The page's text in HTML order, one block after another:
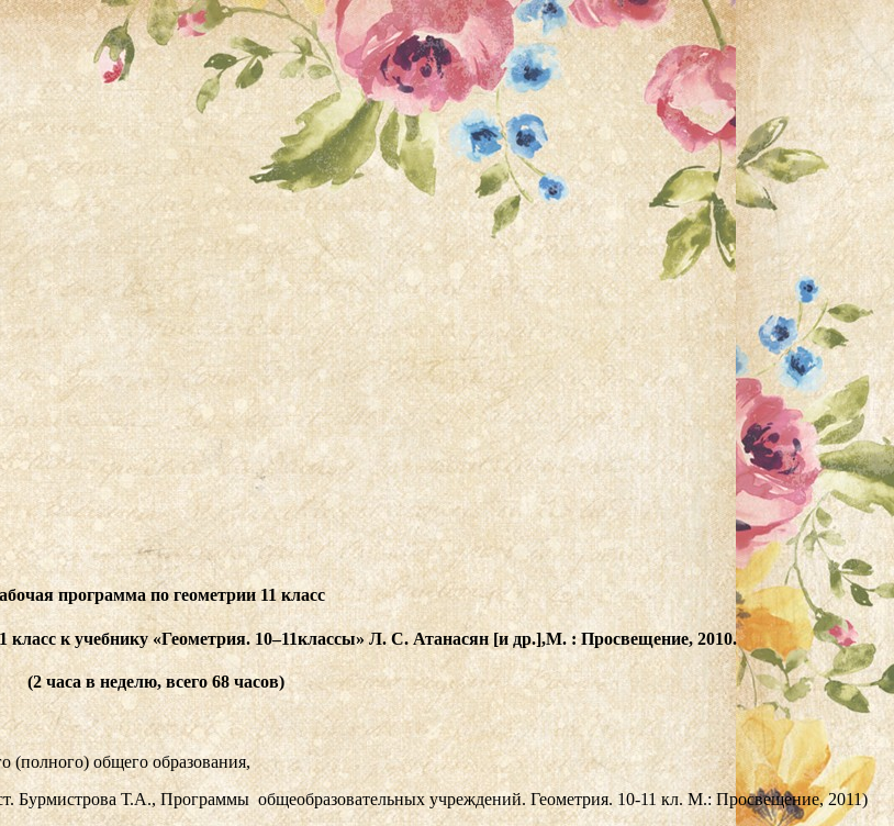
программа по геометрии 11 класс
к учебнику «Геометрия. 10–11классы» Л. С. Атанасян [и др.],М. : Просвещение, 2010.
(2 часа в неделю, всего 68 часов)
(полного) общего образования,
Бурмистрова Т.А., Программы общеобразовательных учреждений. Геометрия. 10-11 кл. М.: Просвещение, 2011)